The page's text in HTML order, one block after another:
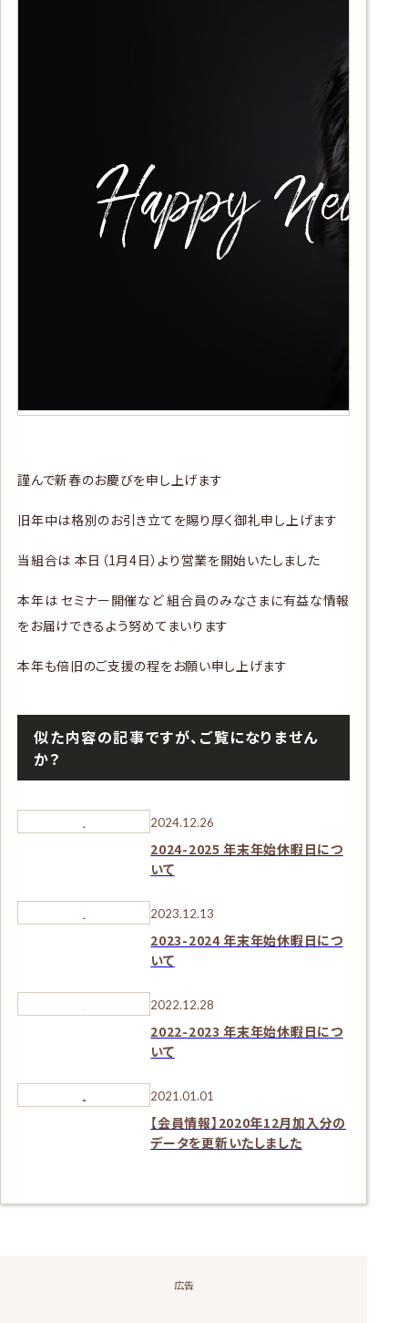
謹んで新春のお慶びを申し上げます
旧年中は格別のお引き立てを賜り厚く御礼申し上げます
当組合は 本日（1月4日）より営業を開始いたしました
本年は セミナー開催など 組合員のみなさまに有益な情報
をお届けできるよう努めてまいります
本年も倍旧のご支援の程をお願い申し上げます
似た内容の記事ですが、ご覧になりません
か？
2024.12.26
2024-2025 年末年始休暇日につ
いて
2023.12.13
2023-2024 年末年始休暇日につ
いて
2022.12.28
2022-2023 年末年始休暇日につ
いて
2021.01.01
【会員情報】2020年12月加入分の
データを更新いたしました
広告